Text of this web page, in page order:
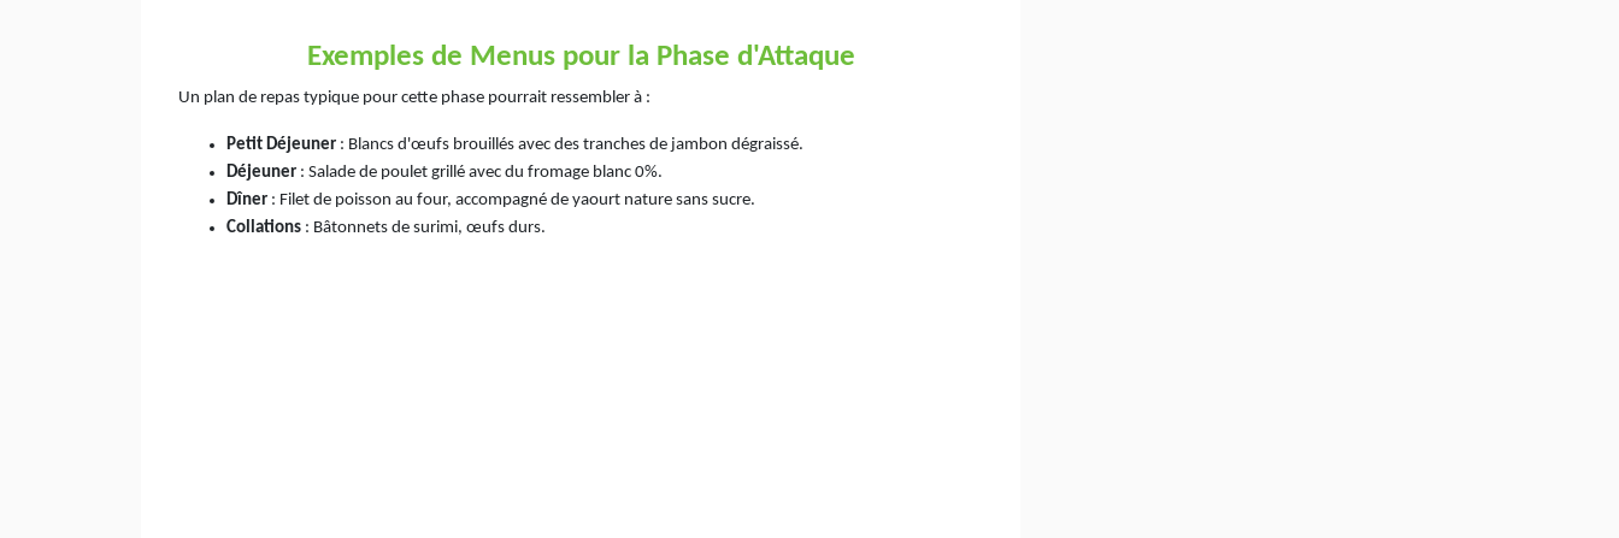
Exemples de Menus pour la Phase d'Attaque
Un plan de repas typique pour cette phase pourrait ressembler à :
Petit Déjeuner : Blancs d'œufs brouillés avec des tranches de jambon dégraissé.
Déjeuner : Salade de poulet grillé avec du fromage blanc 0%.
Dîner : Filet de poisson au four, accompagné de yaourt nature sans sucre.
Collations : Bâtonnets de surimi, œufs durs.